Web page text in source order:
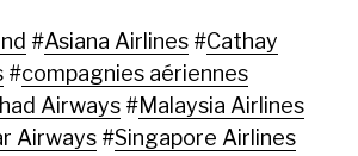
#Asiana Airlines #Cathay
#compagnies aériennes
Airways #Malaysia Airlines
Airways #Singapore Airlines